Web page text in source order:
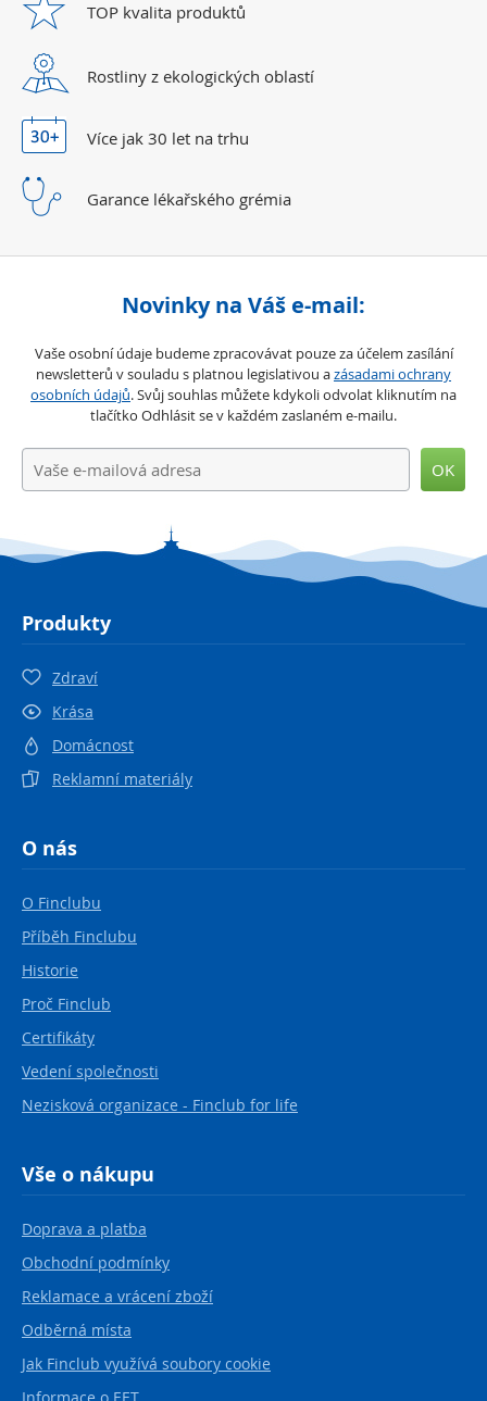
TOP kvalita produktů
Rostliny z ekologických oblastí
Více jak 30 let na trhu
Garance lékařského grémia
Novinky na Váš e-mail:
Vaše osobní údaje budeme zpracovávat pouze za účelem zasílání
newsletterů v souladu s platnou legislativou azásadami ochrany
osobních údajů. Svůj souhlas můžete kdykoli odvolat kliknutím na
tlačítko Odhlásit se v každém zaslaném e-mailu.
OK
Produkty
Zdraví
Krása
Domácnost
Reklamní materiály
O nás
O Finclubu
Příběh Finclubu
Historie
Proč Finclub
Certifikáty
Vedení společnosti
Nezisková organizace - Finclub for life
Vše o nákupu
Doprava a platba
Obchodní podmínky
Reklamace a vrácení zboží
Odběrná místa
Jak Finclub využívá soubory cookie